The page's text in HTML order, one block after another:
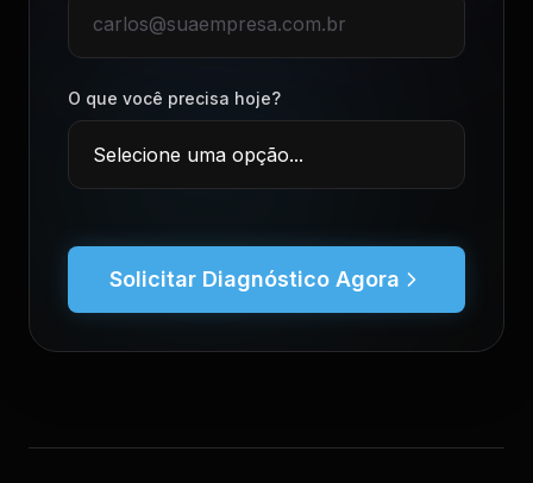
O que você precisa hoje?
Solicitar Diagnóstico Agora